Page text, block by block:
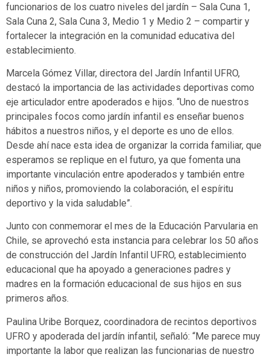
funcionarios de los cuatro niveles del jardín – Sala Cuna 1,
Sala Cuna 2, Sala Cuna 3, Medio 1 y Medio 2 – compartir y
fortalecer la integración en la comunidad educativa del
establecimiento.
Marcela Gómez Villar, directora del Jardín Infantil UFRO,
destacó la importancia de las actividades deportivas como
eje articulador entre apoderados e hijos. “Uno de nuestros
principales focos como jardín infantil es enseñar buenos
hábitos a nuestros niños, y el deporte es uno de ellos.
Desde ahí nace esta idea de organizar la corrida familiar, que
esperamos se replique en el futuro, ya que fomenta una
importante vinculación entre apoderados y también entre
niños y niños, promoviendo la colaboración, el espíritu
deportivo y la vida saludable”.
Junto con conmemorar el mes de la Educación Parvularia en
Chile, se aprovechó esta instancia para celebrar los 50 años
de construcción del Jardín Infantil UFRO, establecimiento
educacional que ha apoyado a generaciones padres y
madres en la formación educacional de sus hijos en sus
primeros años.
Paulina Uribe Borquez, coordinadora de recintos deportivos
UFRO y apoderada del jardín infantil, señaló: “Me parece muy
importante la labor que realizan las funcionarias de nuestro